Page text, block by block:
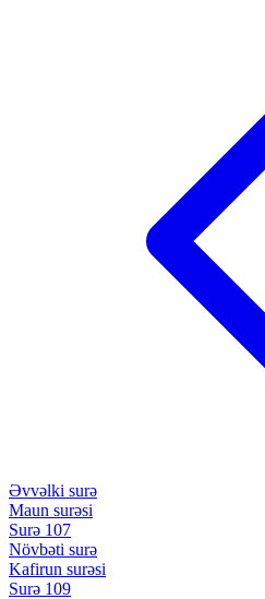
Əvvəlki surə
Maun surəsi
Surə 107
Növbəti surə
Kafirun surəsi
Surə 109